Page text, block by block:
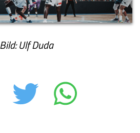
Bild: Ulf Duda